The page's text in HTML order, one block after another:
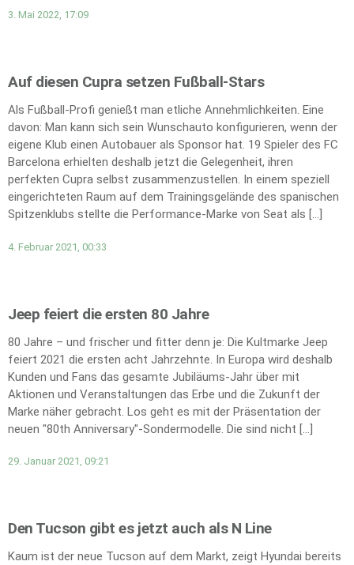
3. Mai 2022, 17:09
Auf diesen Cupra setzen Fußball-Stars
Als Fußball-Profi genießt man etliche Annehmlichkeiten. Eine
davon: Man kann sich sein Wunschauto konfigurieren, wenn der
eigene Klub einen Autobauer als Sponsor hat. 19 Spieler des FC
Barcelona erhielten deshalb jetzt die Gelegenheit, ihren
perfekten Cupra selbst zusammenzustellen. In einem speziell
eingerichteten Raum auf dem Trainingsgelände des spanischen
Spitzenklubs stellte die Performance-Marke von Seat als […]
4. Februar 2021, 00:33
Jeep feiert die ersten 80 Jahre
80 Jahre – und frischer und fitter denn je: Die Kultmarke Jeep
feiert 2021 die ersten acht Jahrzehnte. In Europa wird deshalb
Kunden und Fans das gesamte Jubiläums-Jahr über mit
Aktionen und Veranstaltungen das Erbe und die Zukunft der
Marke näher gebracht. Los geht es mit der Präsentation der
neuen "80th Anniversary"-Sondermodelle. Die sind nicht […]
29. Januar 2021, 09:21
Den Tucson gibt es jetzt auch als N Line
Kaum ist der neue Tucson auf dem Markt, zeigt Hyundai bereits